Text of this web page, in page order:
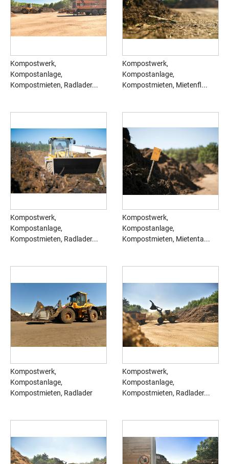
Kompostwerk,
Kompostanlage,
Kompostmieten, Radlader...
Kompostwerk,
Kompostanlage,
Kompostmieten, Mietenfl...
Kompostwerk,
Kompostanlage,
Kompostmieten, Radlader...
Kompostwerk,
Kompostanlage,
Kompostmieten, Mietenta...
Kompostwerk,
Kompostanlage,
Kompostmieten, Radlader
Kompostwerk,
Kompostanlage,
Kompostmieten, Radlader...